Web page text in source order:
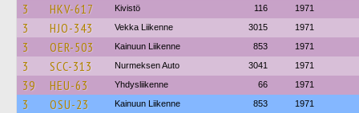
3 HKV-617 Kivistö 116 1971
3 HJO-343 Vekka Liikenne 3015 1971
3 OER-503 Kainuun Liikenne 853 1971
3 SCC-313 Nurmeksen Auto 3041 1971
39 HEU-63 Yhdysliikenne 66 1971
3 OSU-23 Kainuun Liikenne 853 1971